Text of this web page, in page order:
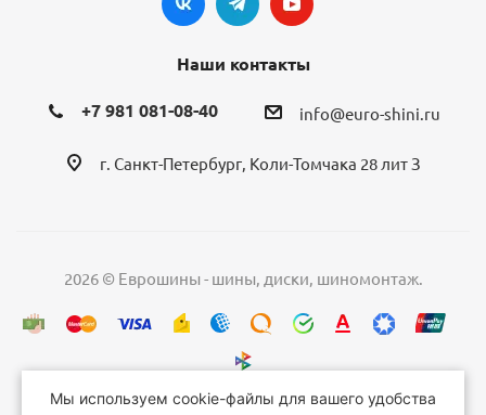
Наши контакты
+7 981 081-08-40 info@euro-shini.ru
г. Санкт-Петербург, Коли-Томчака 28 лит З
2026 © Еврошины - шины, диски, шиномонтаж.
Мы используем cookie-файлы для вашего удобства